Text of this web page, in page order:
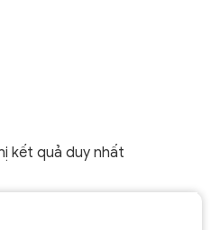
kết quả duy nhất